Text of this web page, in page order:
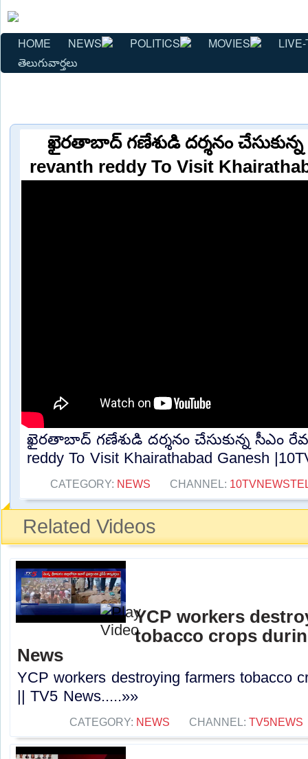
HOME NEWS POLITICS MOVIES
తెలుగువార్తలు
ఖైరతాబాద్ గణేశుడి దర్శనం
revanth reddy To Visit
ఖైరతాబాద్ గణేశుడి దర్శనం చేసుకున్న సీఎం
reddy To Visit Khairathabad Ganesh
CATEGORY: NEWS CHANNEL:
Related Videos
YCP workers
tobacco crops
News
YCP workers destroying farmers tobacco
|| TV5 News.....»»
CATEGORY: NEWS CHANNEL: TV5NEWS